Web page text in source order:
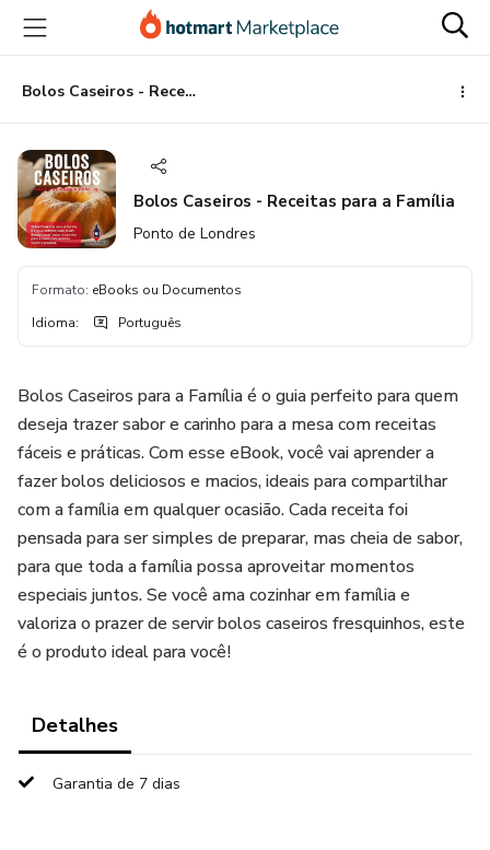
para
conteúdo
principal
para
pagamento
para
rodapé
Bolos Caseiros - Receitas para a Família
Bolos Caseiros - Receitas para a Família
Ponto de Londres
Formato: eBooks ou Documentos
Idioma: Português
Bolos Caseiros para a Família é o guia perfeito para quem
deseja trazer sabor e carinho para a mesa com receitas
fáceis e práticas. Com esse eBook, você vai aprender a
fazer bolos deliciosos e macios, ideais para compartilhar
com a família em qualquer ocasião. Cada receita foi
pensada para ser simples de preparar, mas cheia de sabor,
para que toda a família possa aproveitar momentos
especiais juntos. Se você ama cozinhar em família e
valoriza o prazer de servir bolos caseiros fresquinhos, este
é o produto ideal para você!
Detalhes
Garantia de 7 dias